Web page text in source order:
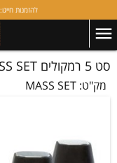
להזמנות חייגו:
סט 5 רמקולים MASS MONITOR AUDIO MASS SET
מק"ט: MASS SET